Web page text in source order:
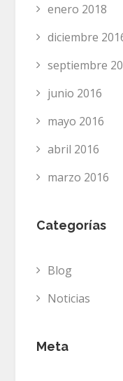
enero 2018
diciembre
septiembre
junio 2016
mayo 2016
abril 2016
marzo 2016
Categorías
Blog
Noticias
Meta